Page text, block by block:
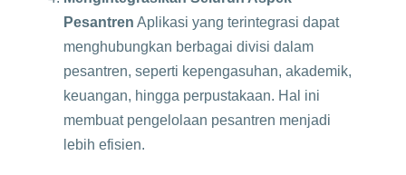
Pesantren Aplikasi yang terintegrasi dapat
menghubungkan berbagai divisi dalam
pesantren, seperti kepengasuhan, akademik,
keuangan, hingga perpustakaan. Hal ini
membuat pengelolaan pesantren menjadi
lebih efisien.